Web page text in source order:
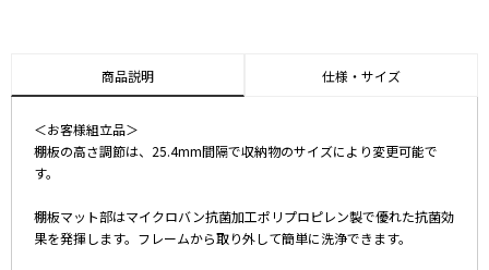
商品説明 仕様・サイズ
＜お客様組立品＞
棚板の高さ調節は、25.4mm間隔で収納物のサイズにより変更可能で
す。
棚板マット部はマイクロバン抗菌加工ポリプロピレン製で優れた抗菌効
果を発揮します。フレームから取り外して簡単に洗浄できます。